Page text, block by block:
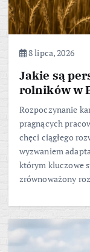
8 lipca, 2026
Jakie są
rolników w
Rozpoczynanie
pragnących
chęci ciągłego
wyzwaniem
którym kluczowe
zrównoważony